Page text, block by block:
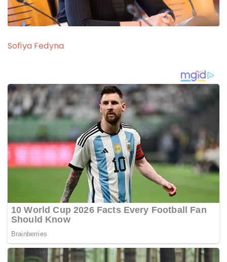
Sofiya Fedyna